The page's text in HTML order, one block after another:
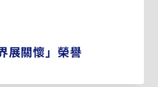
展關懷」榮譽